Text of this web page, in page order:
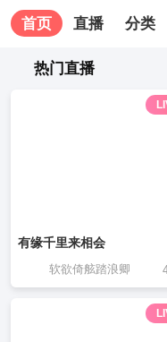
首页 直播 分类
热门直播
有缘千里来相会
软欲倚舷踏浪卿